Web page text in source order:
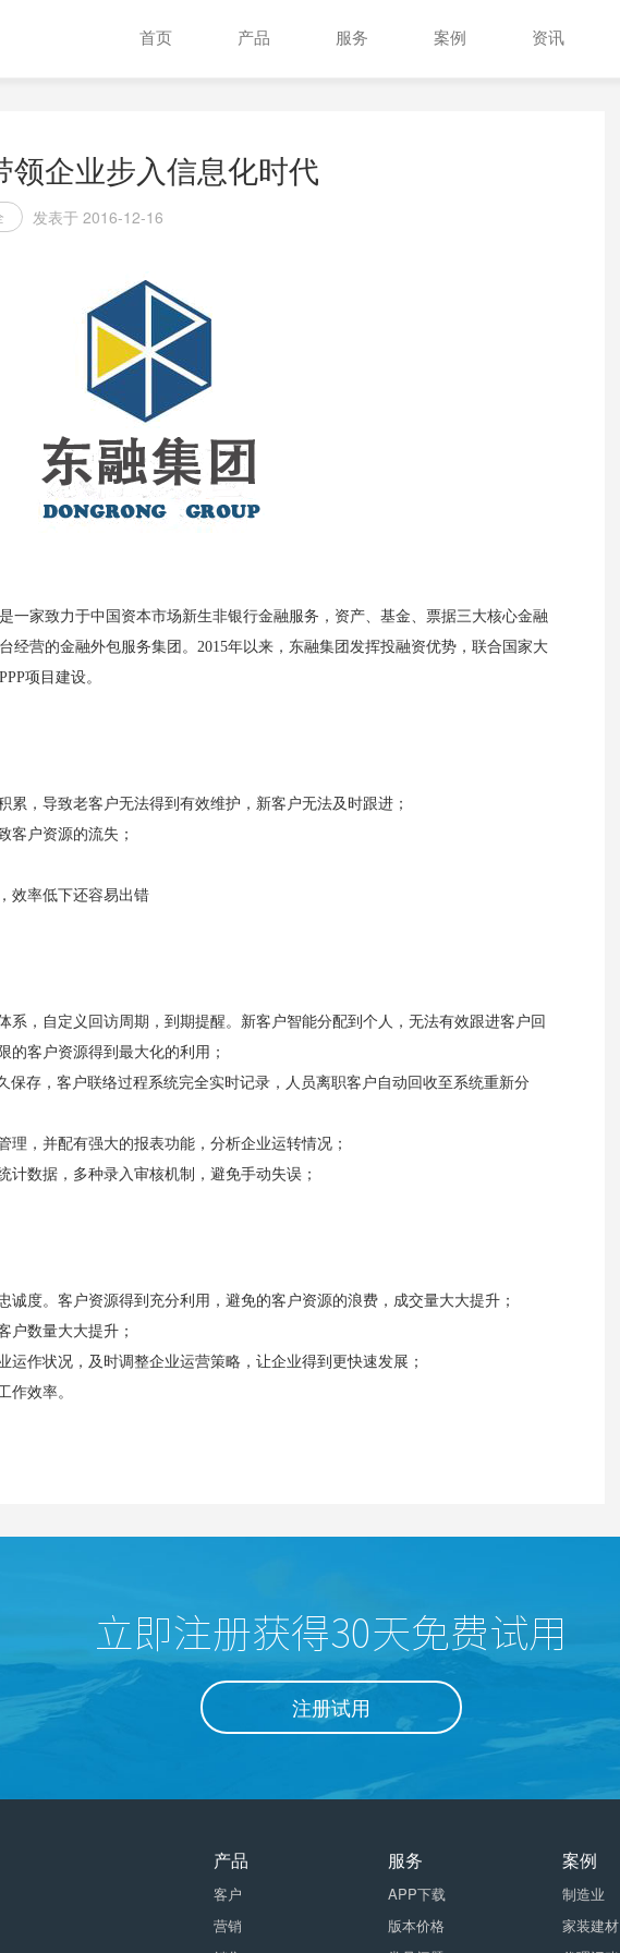
首页 产品 服务 案例 资讯
企业步入信息化时代
发表于 2016-12-16
一家致力于中国资本市场新生非银行金融服务，资产、基金、票据三大核心金融
经营的金融外包服务集团。2015年以来，东融集团发挥投融资优势，联合国家大
项目建设。
累，导致老客户无法得到有效维护，新客户无法及时跟进；
客户资源的流失；
效率低下还容易出错
系，自定义回访周期，到期提醒。新客户智能分配到个人，无法有效跟进客户回
的客户资源得到最大化的利用；
保存，客户联络过程系统完全实时记录，人员离职客户自动回收至系统重新分
理，并配有强大的报表功能，分析企业运转情况；
计数据，多种录入审核机制，避免手动失误；
诚度。客户资源得到充分利用，避免的客户资源的浪费，成交量大大提升；
户数量大大提升；
运作状况，及时调整企业运营策略，让企业得到更快速发展；
作效率。
立即注册获得30天免费试用
注册试用
案例
制造业
家装建材
服务
APP下载
版本价格
产品
客户
营销